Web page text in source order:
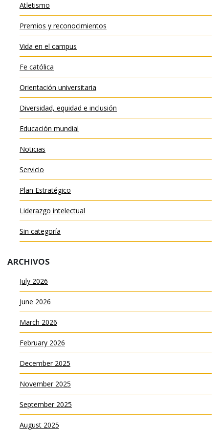
Atletismo
Premios y reconocimientos
Vida en el campus
Fe católica
Orientación universitaria
Diversidad, equidad e inclusión
Educación mundial
Noticias
Servicio
Plan Estratégico
Liderazgo intelectual
Sin categoría
ARCHIVOS
July 2026
June 2026
March 2026
February 2026
December 2025
November 2025
September 2025
August 2025